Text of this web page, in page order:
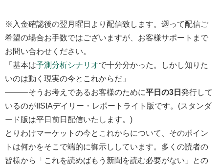
※入金確認後の翌月曜日より配信致します。遡って配信ご
希望の場合お手数ではございますが、お客様サポートまで
お問い合わせください。
「基本は予測分析シナリオで十分分かった。しかし知りた
いのは動く現実の今とこれからだ」
―――そうお考えであるお客様のために平日の3日 発行して
いるのがIISIAデイリー・レポートライト版です。(スタンダ
ード版は平日前日配信いたします。)
とりわけマーケットの今とこれからについて、そのポイン
トは何かをそこで端的に御示ししています。多くの読者の
皆様から「これを読めばもう新聞を読む必要がない」との